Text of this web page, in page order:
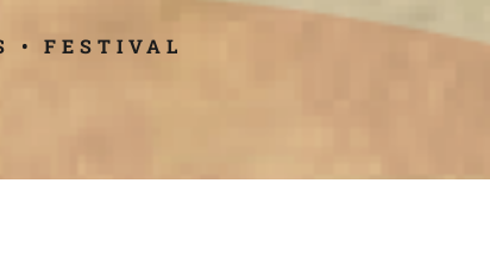
• FESTIVAL